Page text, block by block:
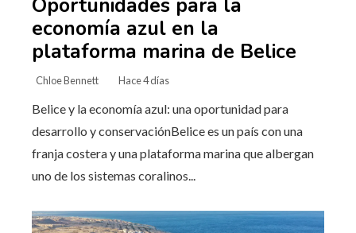
Oportunidades para la
economía azul en la
plataforma marina de Belice
Chloe Bennett Hace 4 días
Belice y la economía azul: una oportunidad para
desarrollo y conservaciónBelice es un país con una
franja costera y una plataforma marina que albergan
uno de los sistemas coralinos...